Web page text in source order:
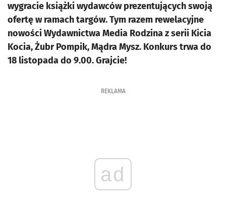
wygracie książki wydawców prezentujących swoją
ofertę w ramach targów. Tym razem rewelacyjne
nowości Wydawnictwa Media Rodzina z serii Kicia
Kocia, Żubr Pompik, Mądra Mysz. Konkurs trwa do
18 listopada do 9.00. Grajcie!
REKLAMA
ad